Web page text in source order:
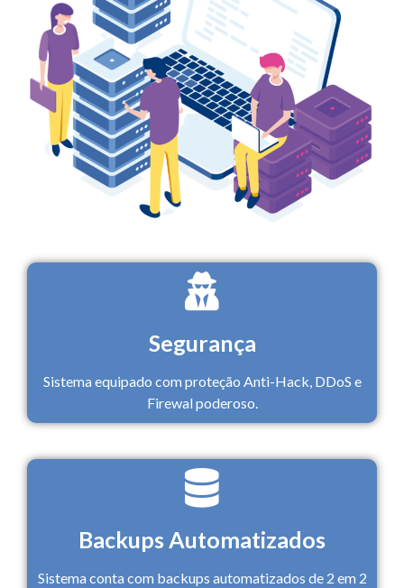
Segurança
Sistema equipado com proteção Anti-Hack, DDoS e
Firewal poderoso.
Backups Automatizados
Sistema conta com backups automatizados de 2 em 2